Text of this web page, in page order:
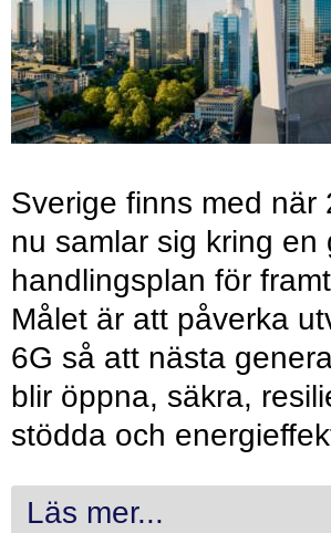
Sverige finns med när
nu samlar sig kring en
handlingsplan för
Målet är att påverka
6G så att nästa
blir öppna, säkra,
stödda och
Läs mer...